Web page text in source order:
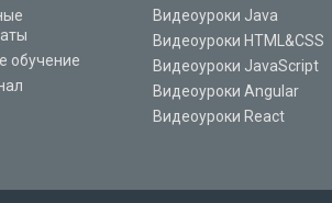
обучение
Видеоуроки Java
Видеоуроки HTML&CSS
Видеоуроки JavaScript
Видеоуроки Angular
Видеоуроки React